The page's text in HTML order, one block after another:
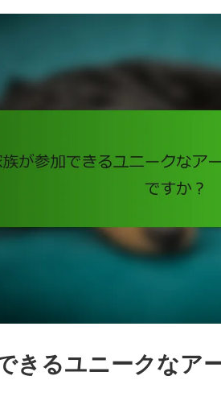
きるユニークなア